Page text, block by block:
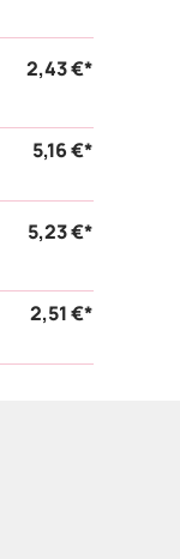
2,43 €*
5,16 €*
5,23 €*
2,51 €*